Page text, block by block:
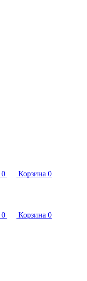
0 Корзина 0
0 Корзина 0